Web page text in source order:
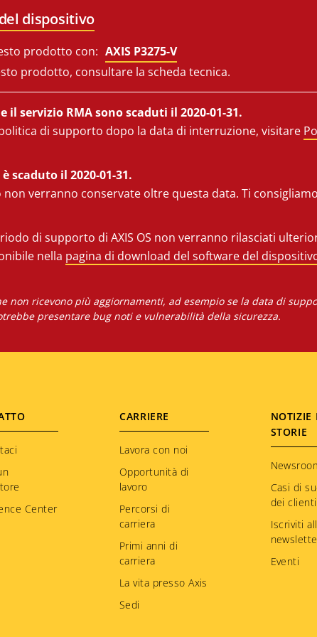
dispositivo
prodotto con: AXIS P3275-V
prodotto, consultare la scheda tecnica.
il servizio RMA sono scaduti il 2020-01-31.
di supporto dopo la data di interruzione, visitare
scaduto il 2020-01-31.
verranno conservate oltre questa data. Ti
di supporto di AXIS OS non verranno rilasciati
nella pagina di download del software del
non ricevono più aggiornamenti, ad esempio se la data di
presentare bug noti e vulnerabilità della sicurezza.
Center
CARRIERE
Lavora con noi
Opportunità di
lavoro
Percorsi di
carriera
Primi anni di
carriera
La vita presso Axis
Sedi
NOTIZIE
STORIE
Casi di
dei clienti
Iscriviti
Eventi